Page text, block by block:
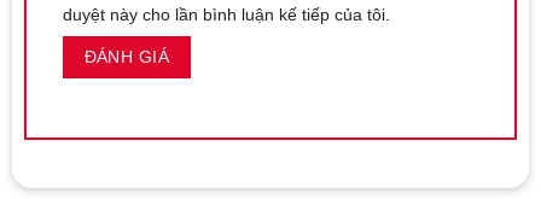
duyệt này cho lần bình luận kế tiếp của tôi.